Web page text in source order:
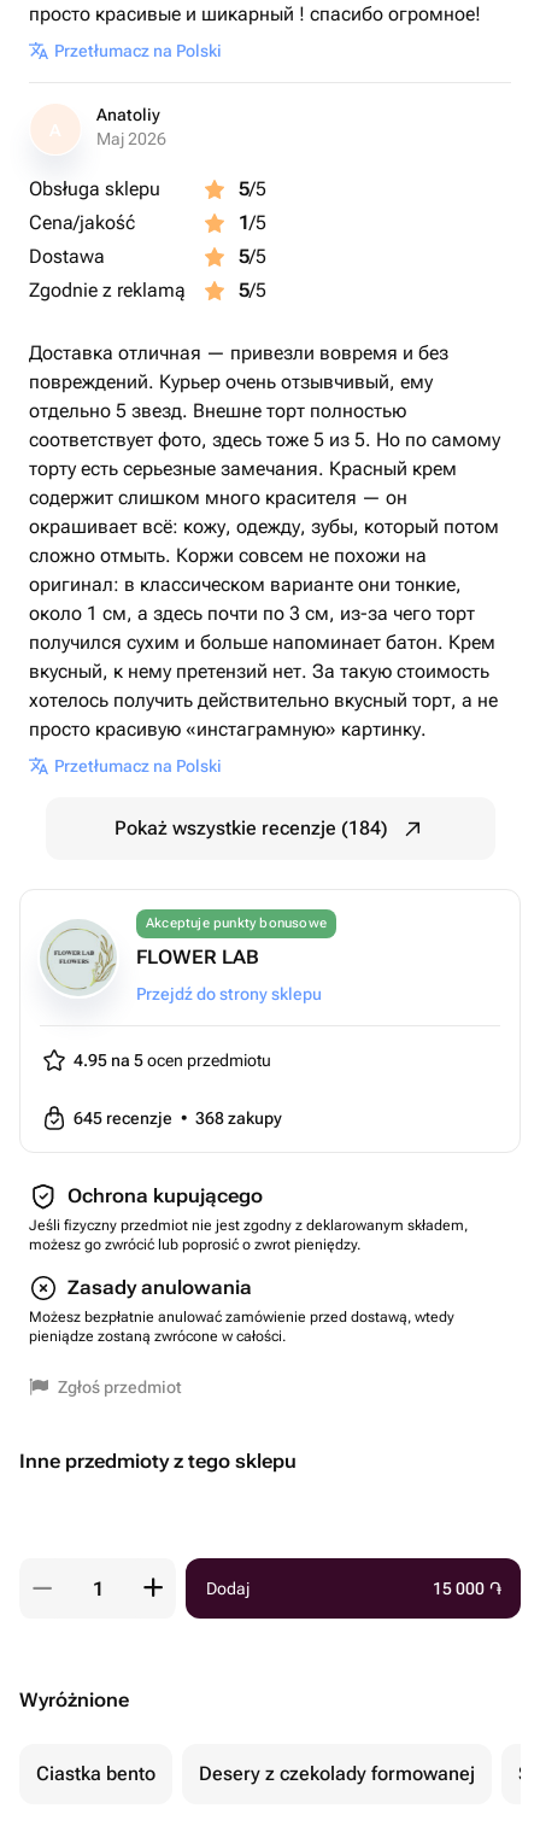
просто красивые и шикарный ! спасибо огромное!
Przetłumacz na Polski
A
Anatoliy
Maj 2026
Obsługa sklepu 5/5
Cena/jakość
1/5
Dostawa
5/5
Zgodnie z reklamą
5/5
Доставка отличная — привезли вовремя и без
повреждений. Курьер очень отзывчивый, ему
отдельно 5 звезд. Внешне торт полностью
соответствует фото, здесь тоже 5 из 5. Но по самому
торту есть серьезные замечания. Красный крем
содержит слишком много красителя — он
окрашивает всё: кожу, одежду, зубы, который потом
сложно отмыть. Коржи совсем не похожи на
оригинал: в классическом варианте они тонкие,
около 1 см, а здесь почти по 3 см, из-за чего торт
получился сухим и больше напоминает батон. Крем
вкусный, к нему претензий нет. За такую стоимость
хотелось получить действительно вкусный торт, а не
просто красивую «инстаграмную» картинку.
Przetłumacz na Polski
Pokaż wszystkie recenzje (184)
Akceptuje punkty bonusowe
FLOWER LAB
Przejdź do strony sklepu
4.95 na 5ocen przedmiotu
645 recenzje • 368zakupy
Ochrona kupującego
Jeśli fizyczny przedmiot nie jest zgodny z deklarowanym składem,
możesz go zwrócić lub poprosić o zwrot pieniędzy.
Zasady anulowania
Możesz bezpłatnie anulować zamówienie przed dostawą, wtedy
pieniądze zostaną zwrócone w całości.
Zgłoś przedmiot
Inne przedmioty z tego sklepu
Dodaj 15 000 ֏
Wyróżnione
Ciastka bento Desery z czekolady formowanej